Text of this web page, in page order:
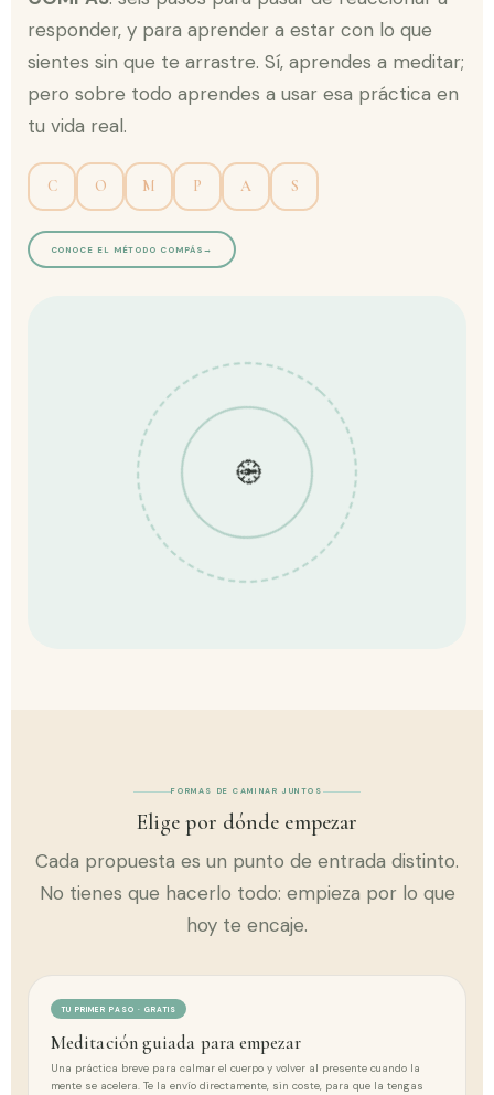
responder, y para aprender a estar con lo que
sientes sin que te arrastre. Sí, aprendes a meditar;
pero sobre todo aprendes a usar esa práctica en
tu vida real.
C O M P A S
CONOCE EL MÉTODO COMPÁS →
🧭
FORMAS DE CAMINAR JUNTOS
Elige por dónde empezar
Cada propuesta es un punto de entrada distinto.
No tienes que hacerlo todo: empieza por lo que
hoy te encaje.
TU PRIMER PASO · GRATIS
Meditación guiada para empezar
Una práctica breve para calmar el cuerpo y volver al presente cuando la
mente se acelera. Te la envío directamente, sin coste, para que la tengas